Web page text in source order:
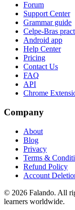
Forum
Support Center
Grammar guide
Celpe-Bras
Android app
Help Center
Pricing
Contact Us
FAQ
API
Chrome
Company
About
Blog
Privacy
Terms &
Refund Policy
Account
© 2026 Falando. All
learners worldwide.